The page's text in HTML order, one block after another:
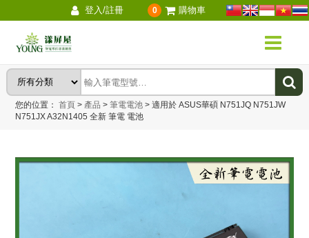
登入/註冊 0 購物車
您的位置：首頁 > 產品 > 筆電電池 > 適用於 ASUS華碩 N751JQ N751JW
N751JX A32N1405 全新 筆電 電池